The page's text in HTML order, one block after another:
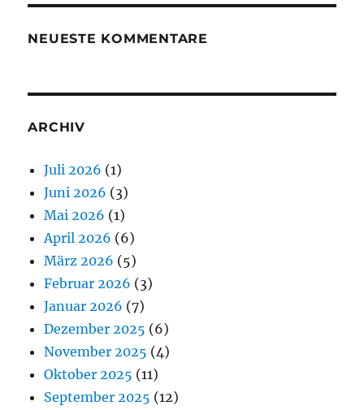
NEUESTE KOMMENTARE
ARCHIV
Juli 2026 (1)
Juni 2026 (3)
Mai 2026 (1)
April 2026 (6)
März 2026 (5)
Februar 2026 (3)
Januar 2026 (7)
Dezember 2025 (6)
November 2025 (4)
Oktober 2025 (11)
September 2025 (12)